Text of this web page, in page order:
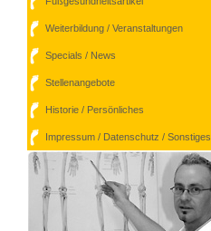
Weiterbildung / Veranstaltungen
Specials / News
Stellenangebote
Historie / Persönliches
Impressum / Datenschutz / Sonstiges